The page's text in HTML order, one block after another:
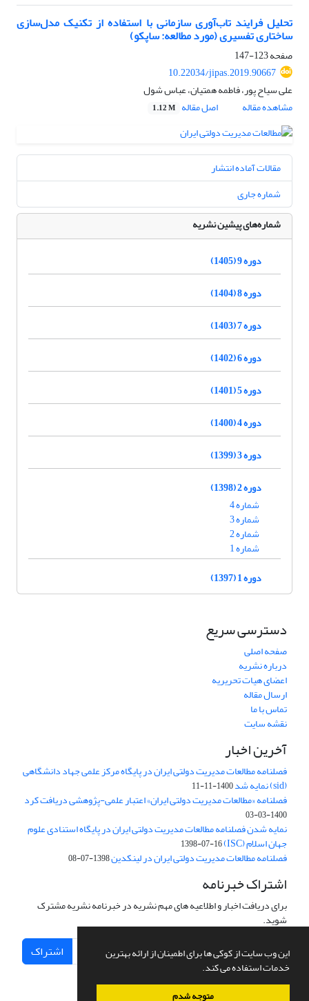
این وب سایت از کوکی ها برای اطمینان از ارائه بهترین
خدمات استفاده می کند.
متوجه شدم
تحلیل فرایند تاب‌آوری سازمانی با استفاده از تکنیک مدل‌سازی
ساختاری تفسیری (مورد مطالعه: ساپکو)
صفحه123-147
10.22034/jipas.2019.90667
علی سیاح پور، فاطمه همتیان، عباس شول
مشاهده مقاله
اصل مقاله 1.12 M
مقالات آماده انتشار
شماره جاری
شماره‌های پیشین نشریه
دوره 9 (1405)
دوره 8 (1404)
دوره 7 (1403)
دوره 6 (1402)
دوره 5 (1401)
دوره 4 (1400)
دوره 3 (1399)
دوره 2 (1398)
شماره 4
شماره 3
شماره 2
شماره 1
دوره 1 (1397)
دسترسی سریع
صفحه اصلی
درباره نشریه
اعضای هیات تحریریه
ارسال مقاله
تماس با ما
نقشه سایت
آخرین اخبار
فصلنامه مطالعات مدیریت دولتی ایران در پایگاه مرکز علمی جهاد دانشگاهی
(sid) نمایه شد 1400-11-11
فصلنامه «مطالعات مدیریت دولتی ایران» اعتبار علمی-پژوهشی دریافت کرد
1400-03-03
نمایه شدن فصلنامه مطالعات مدیریت دولتی ایران در پایگاه استنادی علوم
جهان اسلام (ISC) 1398-07-16
فصلنامه مطالعات مدیریت دولتی ایران در لینکدین1398-07-08
اشتراک خبرنامه
برای دریافت اخبار و اطلاعیه های مهم نشریه در خبرنامه نشریه مشترک
شوید.
اشتراک